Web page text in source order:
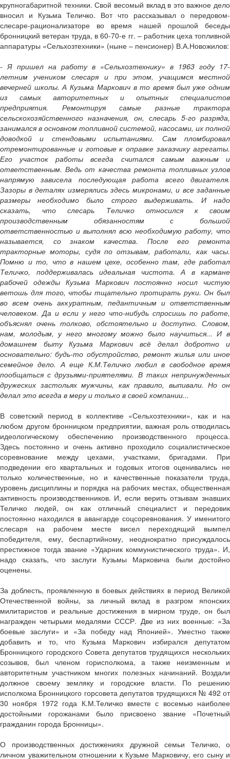
крупногабаритной техники. Свой весомый вклад в это важное дело
вносил и Кузьма Теличко. Вот что рассказывал о передовом-
слесаре-рационализаторе во время нашей прошлой беседы
бронницкий ветеран труда, в 60-70-е гг. – работник цеха топливной
аппаратуры «Сельхозтехники» (ныне – пенсионер) В.А.Новожилов:
- Я пришел на работу в «Сельхозтехнику» в 1963 году 17-
летним учеником слесаря и при этом, учащимся местной
вечерней школы. А Кузьма Маркович в то время был уже одним
из самых авторитетных и опытных специалистов
предприятия. Ремонтируя самые разные трактора
сельскохозяйственного назначения, он, слесарь 5-го разряда,
занимался в основном топливной системой, насосами, их полной
доводкой и стендовыми испытаниями. Сам пломбировал
отремонтированные и готовые к оправке заказчику агрегаты.
Его участок работы всегда считался самым важным и
ответственным. Ведь от качества ремонта топливных узлов
напрямую зависела последующая работа всего двигателя.
Зазоры в деталях измерялись здесь микронами, и все заданные
размеры необходимо было строго выдерживать. И надо
сказать, что слесарь Теличко относился к своим
производственным обязанностям с большой
ответственностью и выполнял всю необходимую работу, что
называется, со знаком качества. После его ремонта
тракторные моторы, судя по отзывам, работали, как часы.
Помню и то, что в нашем цехе, особенно там, где работал
Теличко, поддерживалась идеальная чистота. А в кармане
рабочей одежды Кузьма Маркович постоянно носил чистую
ветошь для того, чтобы тщательно протирать руки. Он был
во всем очень аккуратным, педантичным и ответственным
человеком. Да и если у него что-нибудь спросишь по работе,
объяснял очень толково, обстоятельно и доступно. Словом,
нам, молодым, у него многому можно было научиться... И в
домашнем быту Кузьма Маркович всё делал добротно и
основательно: будь-то обустройство, ремонт жилья или иное
семейное дело. А еще К.М.Теличко любил в свободное время
пообщаться с друзьями-приятелями. В таких непринужденных
дружеских застольях мужчины, как правило, выпивали. Но он
делал это всегда в меру и только в своей компании...
В советский период в коллективе «Сельхозтехники», как и на
любом другом бронницком предприятии, важная роль отводилась
идеологическому обеспечению производственного процесса.
Здесь постоянно и очень активно проходило социалистическое
соревнование между цехами, участками, бригадами. При
подведении его квартальных и годовых итогов оценивались не
только количественные, но и качественные показатели труда,
уровень дисциплины и порядка на рабочих местах, общественная
активность производственников. И, если верить отзывам знавших
Теличко людей, он как отличный специалист и передовик
постоянно находился в авангарде соцсоревнования. У именитого
слесаря на рабочем месте висел переходящий вымпел
победителя, ему, беспартийному, неоднократно присуждалось
престижное тогда звание «Ударник коммунистического труда». И,
надо сказать, что заслуги Кузьмы Марковича были достойно
оценены.
За доблесть, проявленную в боевых действиях в период Великой
Отечественной войны, за личный вклад в разгром японских
милитаристов и реальные достижения в мирном труде, он был
награжден четырьми медалями СССР. Две из них военные: «За
боевые заслуги» и «За победу над Японией». Уместно также
добавить и то, что Кузьма Маркович избирался депутатом
Бронницкого городского Совета депутатов трудящихся нескольких
созывов, был членом горисполкома, а также неизменным и
авторитетным участником многих полезных начинаний. Воздали
должное своему земляку и городские власти. По решению
исполкома Бронницкого горсовета депутатов трудящихся № 492 от
30 ноября 1972 года К.М.Теличко вместе с восемью наиболее
достойными горожанами было присвоено звание «Почетный
гражданин города Бронницы».
О производственных достижениях дружной семьи Теличко, о
личном уважительном отношении к Кузьме Марковичу, его сыну и